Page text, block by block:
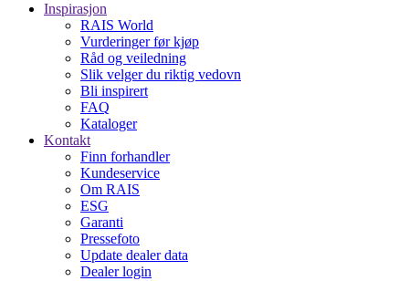
Inspirasjon
RAIS World
Vurderinger før kjøp
Råd og veiledning
Slik velger du riktig vedovn
Bli inspirert
FAQ
Kataloger
Kontakt
Finn forhandler
Kundeservice
Om RAIS
ESG
Garanti
Pressefoto
Update dealer data
Dealer login